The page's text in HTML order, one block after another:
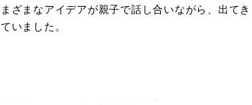
まざまなアイデアが親子で話し合いながら、出てき
ていました。